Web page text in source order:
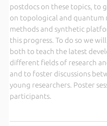
postdocs on these topics, to
on topological and quantum
methods and synthetic
this progress. To do so we
both to teach the latest
different fields of research
and to foster discussions
young researchers. Poster
participants.